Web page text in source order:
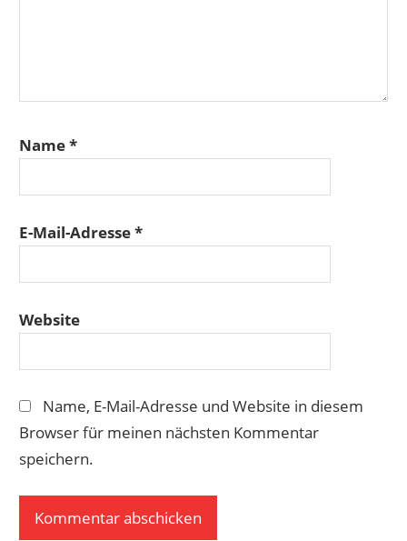
Name*
E-Mail-Adresse*
Website
Name, E-Mail-Adresse und Website in diesem
Browser für meinen nächsten Kommentar
speichern.